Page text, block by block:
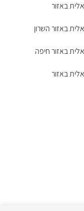
באזור
באזור השרון
באזור חיפה
באזור